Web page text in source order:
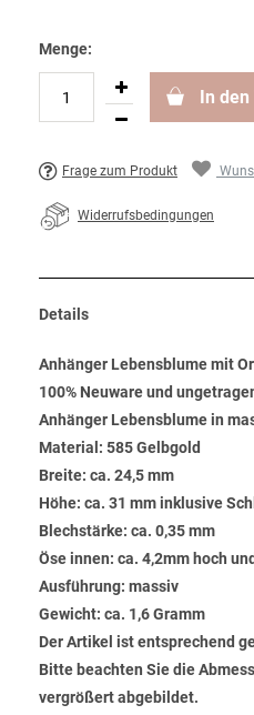
Menge:
In
Frage zum Produkt
Widerrufsbedingungen
Details
Anhänger Lebensblume mit
100% Neuware und
Anhänger Lebensblume in
Material: 585 Gelbgold
Breite: ca. 24,5 mm
Höhe: ca. 31 mm inklusive
Blechstärke: ca. 0,35 mm
Öse innen: ca. 4,2mm hoch
Ausführung: massiv
Gewicht: ca. 1,6 Gramm
Der Artikel ist entsprechend
Bitte beachten Sie die
vergrößert abgebildet.